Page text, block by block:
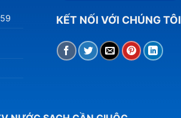
KẾT NỐI VỚI CHÚNG TÔI